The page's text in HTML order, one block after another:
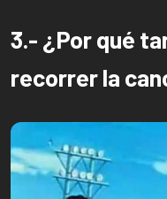
3.- ¿Por qué
recorrer la